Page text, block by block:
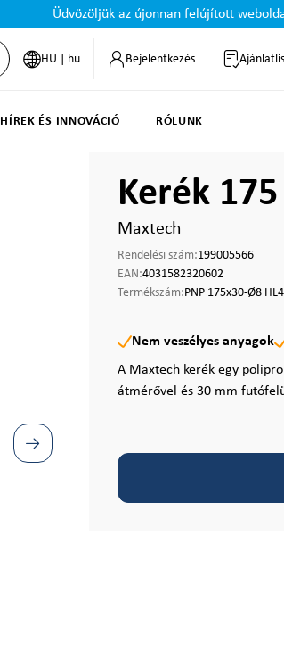
Üdvözöljük az újonnan felújított
HU | hu Bejelentkezés
HÍREK ÉS INNOVÁCIÓ RÓLUNK
Kerék
Maxtech
Rendelési szám:199005566
EAN:4031582320602
Termékszám:PNP 175x30-Ø8
Nem veszélyes anyagok
A Maxtech kerék egy
átmérővel és 30 mm